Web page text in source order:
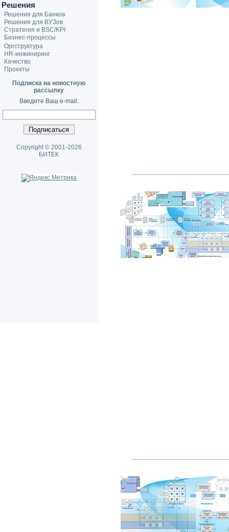
Решения
Решения для Банков
Решения для ВУЗов
Стратегия и BSC/KPI
Бизнес-процессы
Оргструктура
HR-инжиниринг
Качество
Проекты
Подписка на новостную
рассылку
Введите Ваш e-mail:
Copyright © 2001-2026
БИТЕК